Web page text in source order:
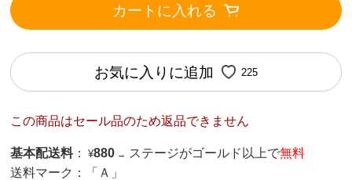
カートに入れる
お気に入りに追加 225
この商品はセール品のため返品できません
基本配送料 ： ¥880 → ステージがゴールド以上で無料
送料マーク：
「Ａ」